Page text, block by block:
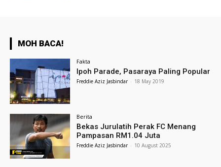
MOH BACA!
Fakta
Ipoh Parade, Pasaraya Paling Popular
Freddie Aziz Jasbindar - 18 May 2019
Berita
Bekas Jurulatih Perak FC Menang
Pampasan RM1.04 Juta
Freddie Aziz Jasbindar - 10 August 2025